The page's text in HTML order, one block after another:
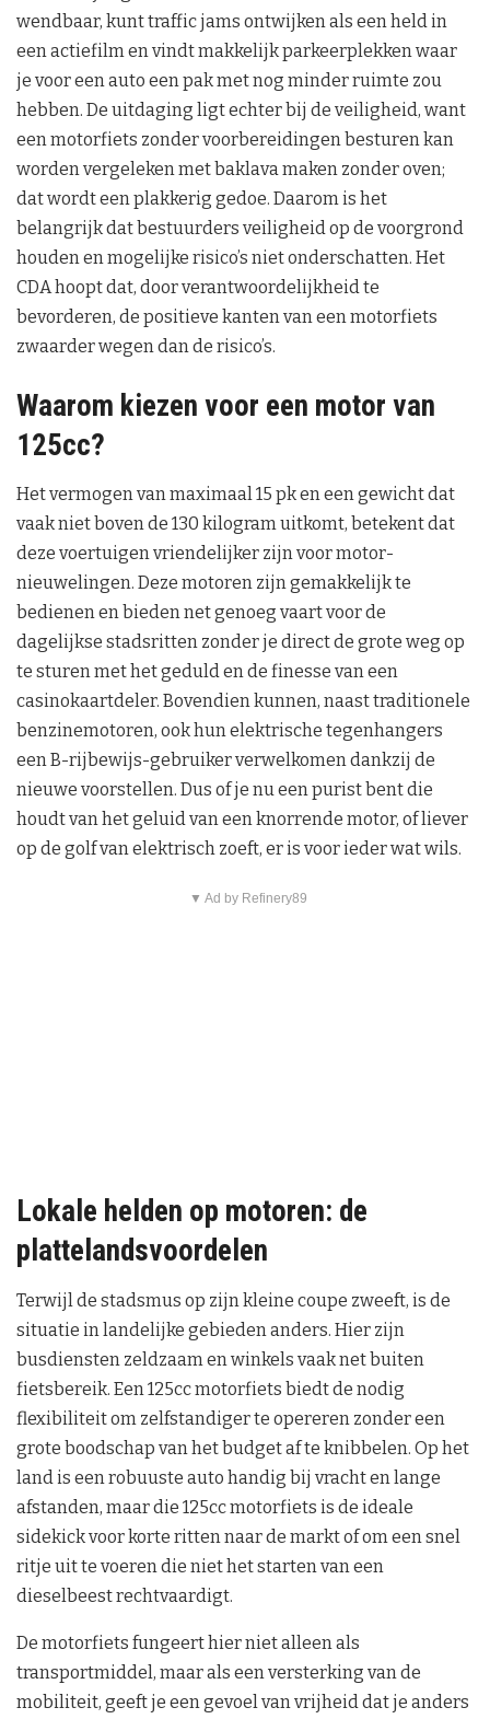
wendbaar, kunt traffic jams ontwijken als een held in
een actiefilm en vindt makkelijk parkeerplekken waar
je voor een auto een pak met nog minder ruimte zou
hebben. De uitdaging ligt echter bij de veiligheid, want
een motorfiets zonder voorbereidingen besturen kan
worden vergeleken met baklava maken zonder oven;
dat wordt een plakkerig gedoe. Daarom is het
belangrijk dat bestuurders veiligheid op de voorgrond
houden en mogelijke risico’s niet onderschatten. Het
CDA hoopt dat, door verantwoordelijkheid te
bevorderen, de positieve kanten van een motorfiets
zwaarder wegen dan de risico’s.
Waarom kiezen voor een motor van
125cc?
Het vermogen van maximaal 15 pk en een gewicht dat
vaak niet boven de 130 kilogram uitkomt, betekent dat
deze voertuigen vriendelijker zijn voor motor-
nieuwelingen. Deze motoren zijn gemakkelijk te
bedienen en bieden net genoeg vaart voor de
dagelijkse stadsritten zonder je direct de grote weg op
te sturen met het geduld en de finesse van een
casinokaartdeler. Bovendien kunnen, naast traditionele
benzinemotoren, ook hun elektrische tegenhangers
een B-rijbewijs-gebruiker verwelkomen dankzij de
nieuwe voorstellen. Dus of je nu een purist bent die
houdt van het geluid van een knorrende motor, of liever
op de golf van elektrisch zoeft, er is voor ieder wat wils.
▼ Ad by Refinery89
Lokale helden op motoren: de
plattelandsvoordelen
Terwijl de stadsmus op zijn kleine coupe zweeft, is de
situatie in landelijke gebieden anders. Hier zijn
busdiensten zeldzaam en winkels vaak net buiten
fietsbereik. Een 125cc motorfiets biedt de nodig
flexibiliteit om zelfstandiger te opereren zonder een
grote boodschap van het budget af te knibbelen. Op het
land is een robuuste auto handig bij vracht en lange
afstanden, maar die 125cc motorfiets is de ideale
sidekick voor korte ritten naar de markt of om een snel
ritje uit te voeren die niet het starten van een
dieselbeest rechtvaardigt.
De motorfiets fungeert hier niet alleen als
transportmiddel, maar als een versterking van de
mobiliteit, geeft je een gevoel van vrijheid dat je anders